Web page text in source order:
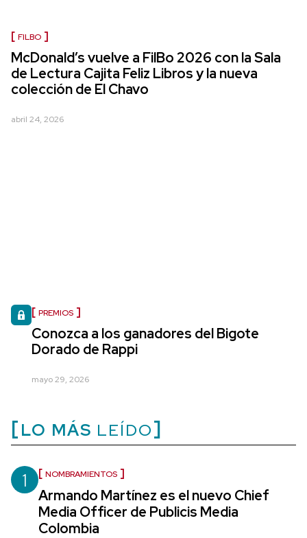
FILBO
McDonald’s vuelve a FilBo 2026 con la Sala
de Lectura Cajita Feliz Libros y la nueva
colección de El Chavo
abril 24, 2026
PREMIOS
Conozca a los ganadores del Bigote
Dorado de Rappi
mayo 29, 2026
LO MÁS LEÍDO
1 NOMBRAMIENTOS
Armando Martínez es el nuevo Chief
Media Officer de Publicis Media
Colombia